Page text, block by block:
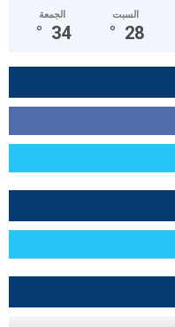
الجمعة
34
°
السبت
28
°